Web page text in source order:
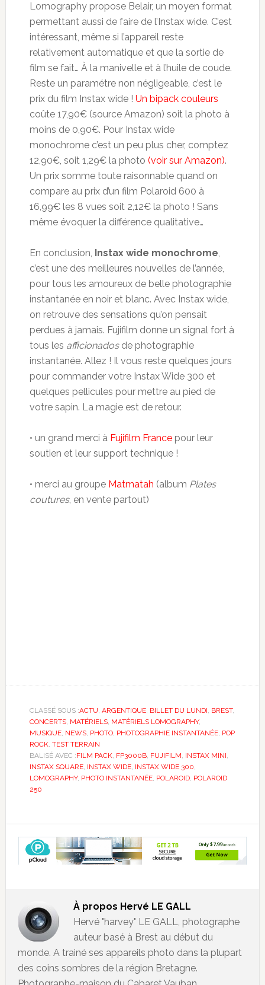
Lomography propose Belair, un moyen format
permettant aussi de faire de l’Instax wide. C’est
intéressant, même si l’appareil reste
relativement automatique et que la sortie de
film se fait… À la manivelle et à l’huile de coude.
Reste un paramétre non négligeable, c’est le
prix du film Instax wide ! Un bipack couleurs
coûte 17,90€ (source Amazon) soit la photo à
moins de 0,90€. Pour Instax wide
monochrome c’est un peu plus cher, comptez
12,90€, soit 1,29€ la photo (voir sur Amazon).
Un prix somme toute raisonnable quand on
compare au prix d’un film Polaroid 600 à
16,99€ les 8 vues soit 2,12€ la photo ! Sans
même évoquer la différence qualitative…
En conclusion, Instax wide monochrome,
c’est une des meilleures nouvelles de l’année,
pour tous les amoureux de belle photographie
instantanée en noir et blanc. Avec Instax wide,
on retrouve des sensations qu’on pensait
perdues à jamais. Fujifilm donne un signal fort à
tous les afficionadosde photographie
instantanée. Allez ! Il vous reste quelques jours
pour commander votre Instax Wide 300 et
quelques pellicules pour mettre au pied de
votre sapin. La magie est de retour.
• un grand merci à Fujifilm Francepour leur
soutien et leur support technique !
• merci au groupe Matmatah (album Plates
coutures, en vente partout)
CLASSÉ SOUS :ACTU, ARGENTIQUE, BILLET DU LUNDI, BREST,
CONCERTS, MATÉRIELS, MATÉRIELS LOMOGRAPHY,
MUSIQUE, NEWS, PHOTO, PHOTOGRAPHIE INSTANTANÉE, POP
ROCK, TEST TERRAIN
BALISÉ AVEC :FILM PACK, FP3000B, FUJIFILM, INSTAX MINI,
INSTAX SQUARE, INSTAX WIDE, INSTAX WIDE 300,
LOMOGRAPHY, PHOTO INSTANTANÉE, POLAROID, POLAROID
250
À propos Hervé LE GALL
Hervé "harvey" LE GALL, photographe
auteur basé à Brest au début du
monde. A trainé ses appareils photo dans la plupart
des coins sombres de la région Bretagne.